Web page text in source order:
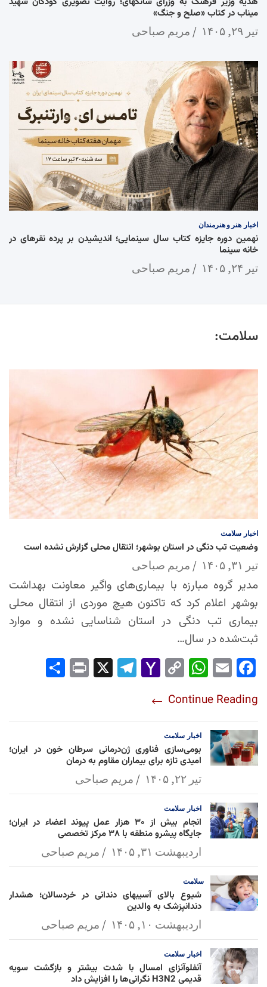
میناب در کتاب «صلح و جنگ»
تیر ۲۹, ۱۴۰۵ مریم صباحی
اخبار هنر و هنرمندان
نهمین دوره جایزه کتاب سال سینمایی؛ اندیشیدن بر پرده نقرهای در
خانه سینما
تیر ۲۴, ۱۴۰۵ مریم صباحی
سلامت:
اخبار سلامت
وضعیت تب دنگی در استان بوشهر؛ انتقال محلی گزارش نشده است
تیر ۳۱, ۱۴۰۵ مریم صباحی
مدیر گروه مبارزه با بیماری‌های واگیر معاونت بهداشت
بوشهر اعلام کرد که تاکنون هیچ موردی از انتقال محلی
بیماری تب دنگی در استان شناسایی نشده و موارد
ثبت‌شده در سال…
Fac
ok
Em
Wh
Ap
p
Co
Lin
k
Yah
l
Tel
Pri
Continue Reading
اخبار سلامت
بومی‌سازی فناوری ژن‌درمانی سرطان خون در ایران؛
امیدی تازه برای بیماران مقاوم به درمان
تیر ۲۲, ۱۴۰۵ مریم صباحی
اخبار سلامت
انجام بیش از ۳۰ هزار عمل پیوند اعضاء در ایران؛
جایگاه پیشرو منطقه با ۳۸ مرکز تخصصی
اردیبهشت ۳۱, ۱۴۰۵ مریم صباحی
سلامت
شیوع بالای آسیبهای دندانی در خردسالان؛ هشدار
دندانپزشک به والدین
اردیبهشت ۱۰, ۱۴۰۵ مریم صباحی
اخبار سلامت
آنفلوآنزای امسال با شدت بیشتر و بازگشت سویه
قدیمی H3N2 نگرانی‌ها را افزایش داد